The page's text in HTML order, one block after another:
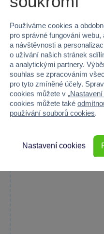
Minecraft 200 dílků
Puzzle s motivem Minecraftu,
Používáme cookies a
pro správné fungování
a návštěvnosti a
o užívání našich stránek
a analytickými partnery.
souhlas se zpracováním
pro tyto zmíněné účely.
cookies můžete v „
cookies můžete také
používání souborů cookies.
Nastavení cookies